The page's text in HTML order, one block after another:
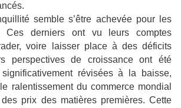
semble s’être achevée pour les
Ces derniers ont vu leurs comptes
voire laisser place à des déficits
perspectives de croissance ont été
révisées à la baisse,
ralentissement du commerce mondial
des prix des matières premières. Cette